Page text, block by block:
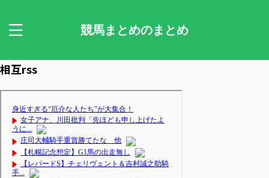
競馬まとめのまとめ
相互rss